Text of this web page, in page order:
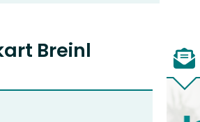
Breinl